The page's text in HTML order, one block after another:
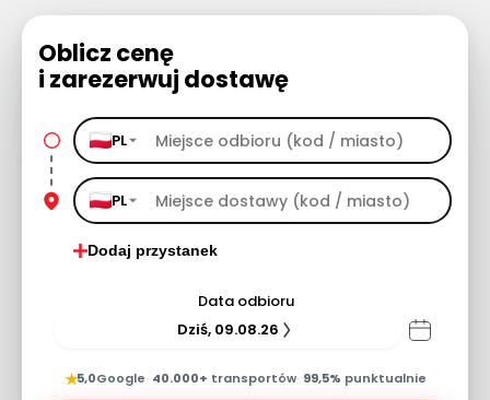
Oblicz cenę
i zarezerwuj dostawę
PL
PL
Dodaj przystanek
Data odbioru
Dziś, 09.08.26
★5,0Google· 40.000+ transportów· 99,5% punktualnie